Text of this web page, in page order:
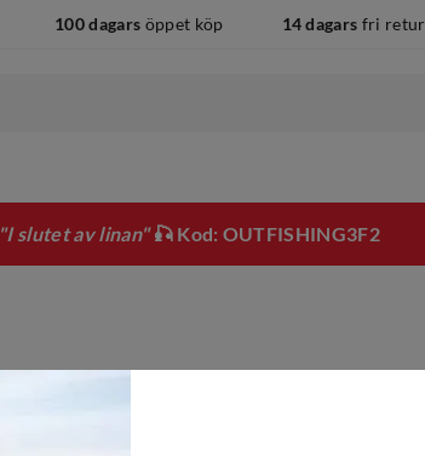
100 dagars öppet köp 14 dagars fri retur
"I slutet av linan"🎣 Kod: OUTFISHING3F2